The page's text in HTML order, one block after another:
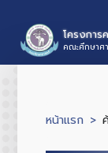
โครงการ
คณะศึกษาศ
หน้าแรก